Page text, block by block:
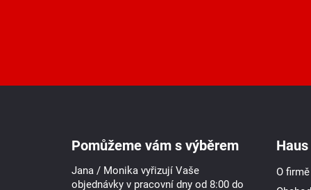
Pomůžeme vám s výběrem
Jana / Monika vyřizují Vaše
objednávky v pracovní dny od 8:00 do
O firmě